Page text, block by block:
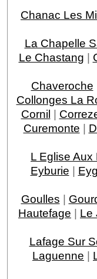
Chanac Les
La Chapelle
Le Chastang |
Chaveroche
Collonges La
Cornil |
Curemonte |
L Eglise Aux
Eyburie |
Goulles |
Hautefage | Le
Lafage Sur
Laguenne |